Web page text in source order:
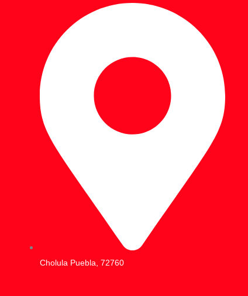
Cholula Puebla, 72760